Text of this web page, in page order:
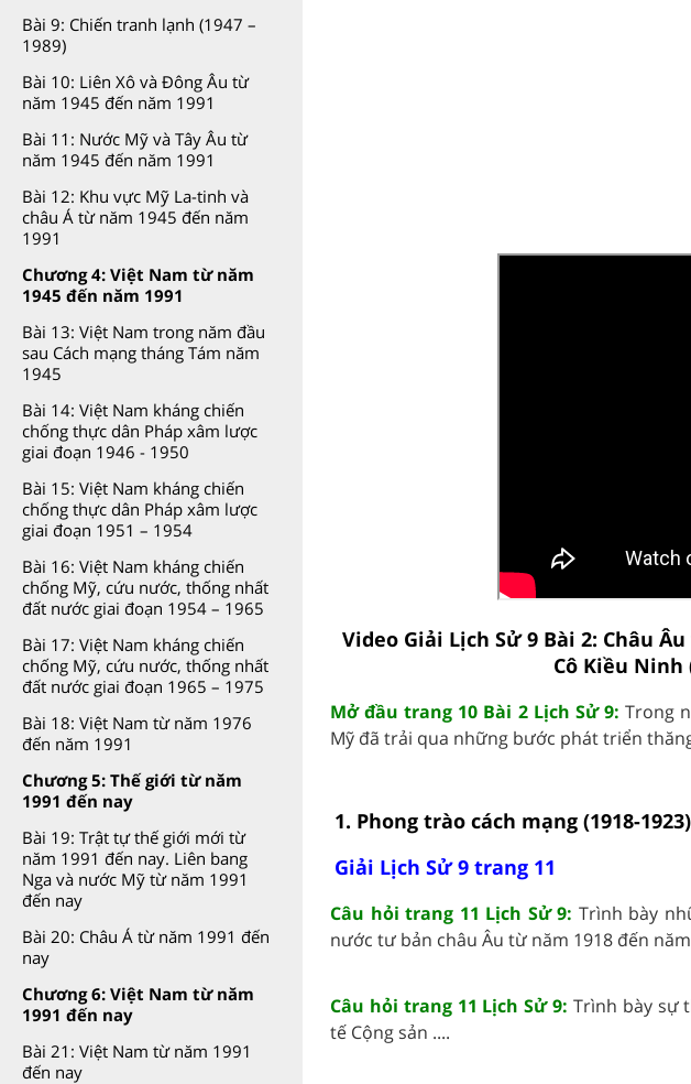
Bài 9: Chiến tranh lạnh (1947 –
1989)
Bài 10: Liên Xô và Đông Âu từ
năm 1945 đến năm 1991
Bài 11: Nước Mỹ và Tây Âu từ
năm 1945 đến năm 1991
Bài 12: Khu vực Mỹ La-tinh và
châu Á từ năm 1945 đến năm
1991
Chương 4: Việt Nam từ năm
1945 đến năm 1991
Bài 13: Việt Nam trong năm đầu
sau Cách mạng tháng Tám năm
1945
Bài 14: Việt Nam kháng chiến
chống thực dân Pháp xâm lược
giai đoạn 1946 - 1950
Bài 15: Việt Nam kháng chiến
chống thực dân Pháp xâm lược
giai đoạn 1951 – 1954
Bài 16: Việt Nam kháng chiến
chống Mỹ, cứu nước, thống nhất
đất nước giai đoạn 1954 – 1965
Bài 17: Việt Nam kháng chiến
chống Mỹ, cứu nước, thống nhất
đất nước giai đoạn 1965 – 1975
Bài 18: Việt Nam từ năm 1976
đến năm 1991
Chương 5: Thế giới từ năm
1991 đến nay
Bài 19: Trật tự thế giới mới từ
năm 1991 đến nay. Liên bang
Nga và nước Mỹ từ năm 1991
đến nay
Bài 20: Châu Á từ năm 1991 đến
nay
Chương 6: Việt Nam từ năm
1991 đến nay
Bài 21: Việt Nam từ năm 1991
đến nay
Video Giải Lịch Sử 9 Bài 2: Châu
Cô Kiều Ninh
Mở đầu trang 10 Bài 2 Lịch Sử 9: Trong
Mỹ đã trải qua những bước phát triển
1. Phong trào cách mạng (1918-
Giải Lịch Sử 9 trang 11
Câu hỏi trang 11 Lịch Sử 9: Trình bày
nước tư bản châu Âu từ năm 1918 đến năm
Câu hỏi trang 11 Lịch Sử 9: Trình bày sự
tế Cộng sản ....